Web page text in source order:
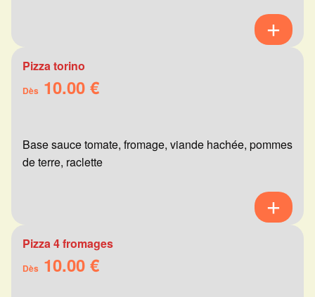
Pizza torino
Dès 10.00 €
Base sauce tomate, fromage, viande hachée, pommes
de terre, raclette
Pizza 4 fromages
Dès 10.00 €